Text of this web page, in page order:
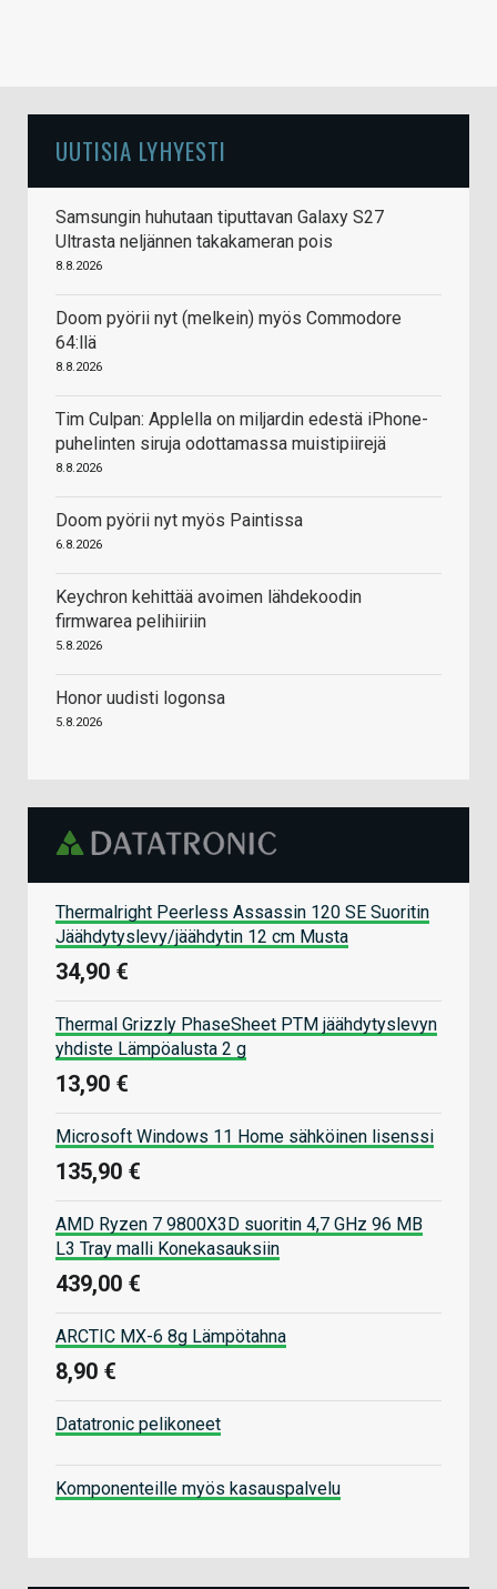
UUTISIA LYHYESTI
Samsungin huhutaan tiputtavan Galaxy S27
Ultrasta neljännen takakameran pois
8.8.2026
Doom pyörii nyt (melkein) myös Commodore
64:llä
8.8.2026
Tim Culpan: Applella on miljardin edestä iPhone-
puhelinten siruja odottamassa muistipiirejä
8.8.2026
Doom pyörii nyt myös Paintissa
6.8.2026
Keychron kehittää avoimen lähdekoodin
firmwarea pelihiiriin
5.8.2026
Honor uudisti logonsa
5.8.2026
Thermalright Peerless Assassin 120 SE Suoritin
Jäähdytyslevy/jäähdytin 12 cm Musta
34,90 €
Thermal Grizzly PhaseSheet PTM jäähdytyslevyn
yhdiste Lämpöalusta 2 g
13,90 €
Microsoft Windows 11 Home sähköinen lisenssi
135,90 €
AMD Ryzen 7 9800X3D suoritin 4,7 GHz 96 MB
L3 Tray malli Konekasauksiin
439,00 €
ARCTIC MX-6 8g Lämpötahna
8,90 €
Datatronic pelikoneet
Komponenteille myös kasauspalvelu